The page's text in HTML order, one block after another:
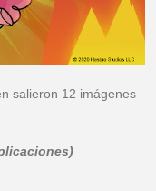
salieron 12 imágenes